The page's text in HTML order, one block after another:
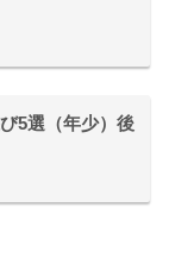
5選（年少）後